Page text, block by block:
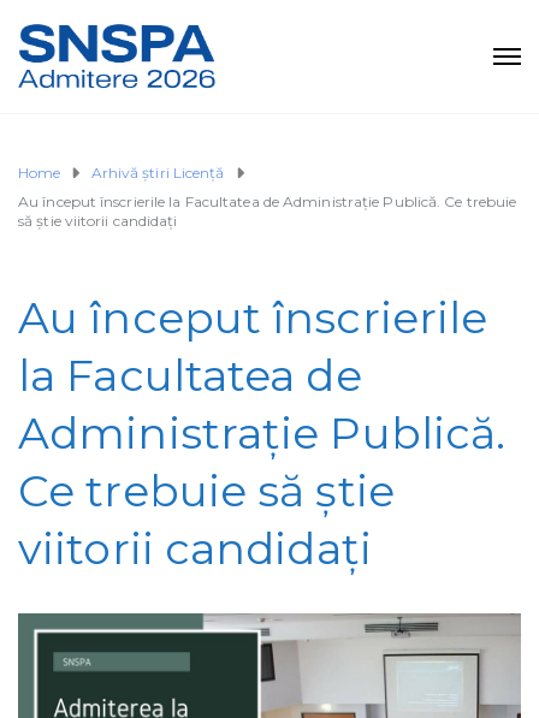
Home
Arhivă știri Licență
Au început înscrierile la Facultatea de Administrație Publică. Ce trebuie
să ştie viitorii candidaţi
Au început înscrierile
la Facultatea de
Administrație Publică.
Ce trebuie să ştie
viitorii candidaţi